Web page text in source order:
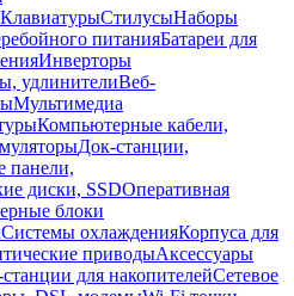
КлавиатурыСтилусыНаборы
питанияБатареи для
Инверторы
удлинителиВеб-
Мультимедиа
Компьютерные кабели,
Док-станции,
панели,
диски, SSDОперативная
блоки
Системы охлажденияКорпуса для
приводыАксессуары
для накопителейСетевое